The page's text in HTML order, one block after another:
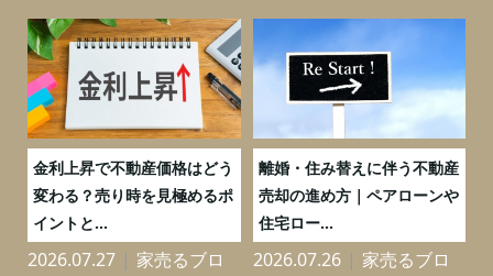
金利上昇で不動産価格はどう
変わる？売り時を見極めるポ
イントと...
2026.07.27
家売るブロ
離婚・住み替えに伴う不動産
売却の進め方｜ペアローンや
住宅ロー...
2026.07.26
家売るブロ